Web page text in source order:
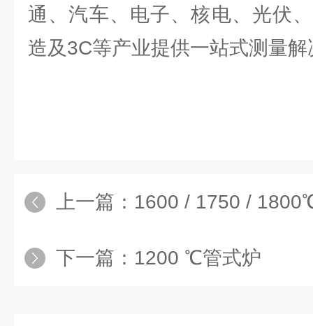
通、汽车、电子、核电、光伏
造及3C等产业提供一站式测量
上一篇： 1600 / 1750 / 1800℃立
下一篇： 1200 ℃管式炉